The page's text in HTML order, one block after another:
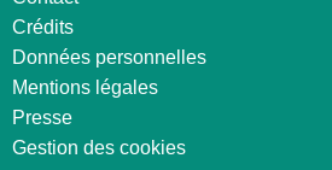
Crédits
Données personnelles
Mentions légales
Presse
Gestion des cookies